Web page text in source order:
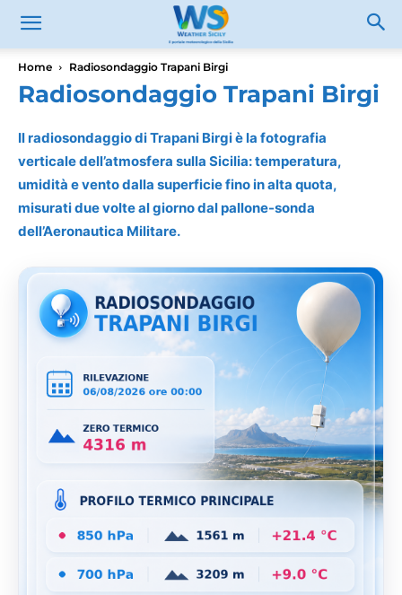
Home Radiosondaggio Trapani Birgi
Radiosondaggio Trapani Birgi
Il radiosondaggio di Trapani Birgi è la fotografia
verticale dell’atmosfera sulla Sicilia: temperatura,
umidità e vento dalla superficie fino in alta quota,
misurati due volte al giorno dal pallone-sonda
dell’Aeronautica Militare.